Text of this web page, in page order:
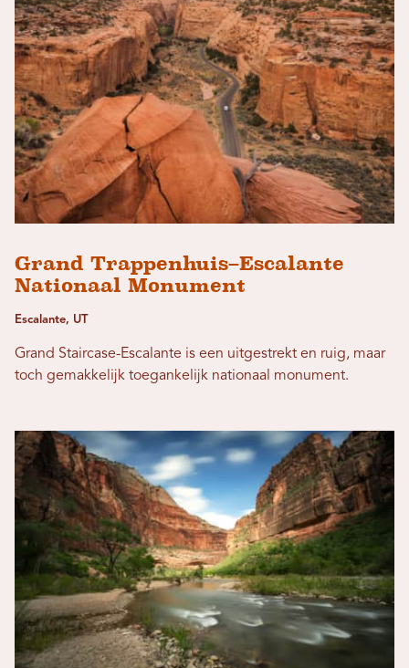
Grand Trappenhuis–Escalante
Nationaal Monument
Escalante, UT
Grand Staircase-Escalante is een uitgestrekt en ruig, maar
toch gemakkelijk toegankelijk nationaal monument.